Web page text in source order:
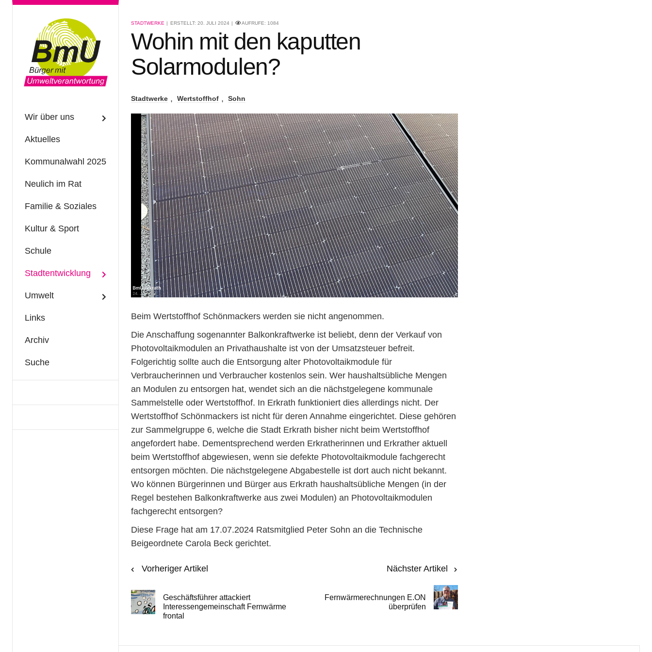
Wir über uns
Aktuelles
Kommunalwahl 2025
Neulich im Rat
Familie & Soziales
Kultur & Sport
Schule
Stadtentwicklung
Umwelt
Links
Archiv
Suche
STADTWERKE ERSTELLT: 20. JULI 2024 AUFRUFE: 1084
Wohin mit den kaputten
Solarmodulen?
Stadtwerke Wertstoffhof Sohn
Beim Wertstoffhof Schönmackers werden sie nicht angenommen.
Die Anschaffung sogenannter Balkonkraftwerke ist beliebt, denn der Verkauf von
Photovoltaikmodulen an Privathaushalte ist von der Umsatzsteuer befreit.
Folgerichtig sollte auch die Entsorgung alter Photovoltaikmodule für
Verbraucherinnen und Verbraucher kostenlos sein. Wer haushaltsübliche Mengen
an Modulen zu entsorgen hat, wendet sich an die nächstgelegene kommunale
Sammelstelle oder Wertstoffhof. In Erkrath funktioniert dies allerdings nicht. Der
Wertstoffhof Schönmackers ist nicht für deren Annahme eingerichtet. Diese gehören
zur Sammelgruppe 6, welche die Stadt Erkrath bisher nicht beim Wertstoffhof
angefordert habe. Dementsprechend werden Erkratherinnen und Erkrather aktuell
beim Wertstoffhof abgewiesen, wenn sie defekte Photovoltaikmodule fachgerecht
entsorgen möchten. Die nächstgelegene Abgabestelle ist dort auch nicht bekannt.
Wo können Bürgerinnen und Bürger aus Erkrath haushaltsübliche Mengen (in der
Regel bestehen Balkonkraftwerke aus zwei Modulen) an Photovoltaikmodulen
fachgerecht entsorgen?
Diese Frage hat am 17.07.2024 Ratsmitglied Peter Sohn an die Technische
Beigeordnete Carola Beck gerichtet.
Vorheriger Artikel
Geschäftsführer attackiert
Interessengemeinschaft Fernwärme
frontal
Nächster Artikel
Fernwärmerechnungen E.ON
überprüfen